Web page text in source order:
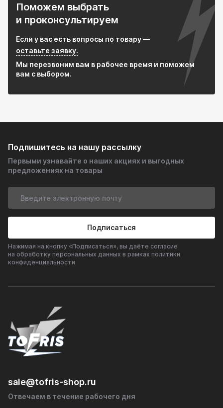
Поможем выбрать
и проконсультируем
Если у вас есть вопросы по товару —
оставьте заявку.
Мы перезвоним вам в рабочее время и поможем
вам с выбором.
Подпишитесь на нашу рассылку
Первыми узнавайте о наших акциях и выгодных
предложениях на товары
Подписаться
Нажимая на кнопку «Подписаться», вы даёте согласие
на обработку персональных данных в рамках политики
конфиденциальности
sale@tofris-shop.ru
Отвечаем в течение рабочего дня